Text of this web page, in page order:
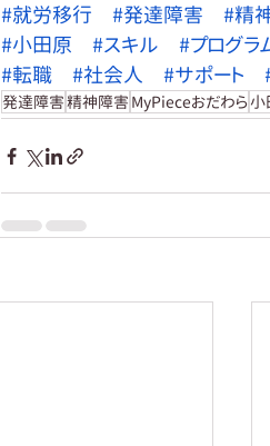
#就労移行
#発達障害 #精
#小田原
#スキル #プログラ
#転職
#社会人 #サポート
発達障害精神障害 MyPieceおだわら小